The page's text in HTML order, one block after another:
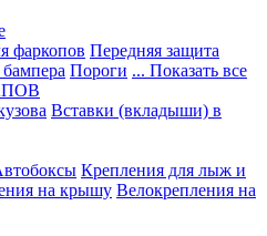
фаркопов Передняя защита
Пороги ... Показать все
Вставки (вкладыши) в
Крепления для лыж и
на крышу Велокрепления на